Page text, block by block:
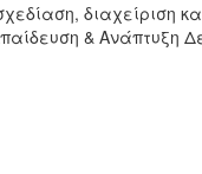
διαχείριση
& Ανάπτυξη